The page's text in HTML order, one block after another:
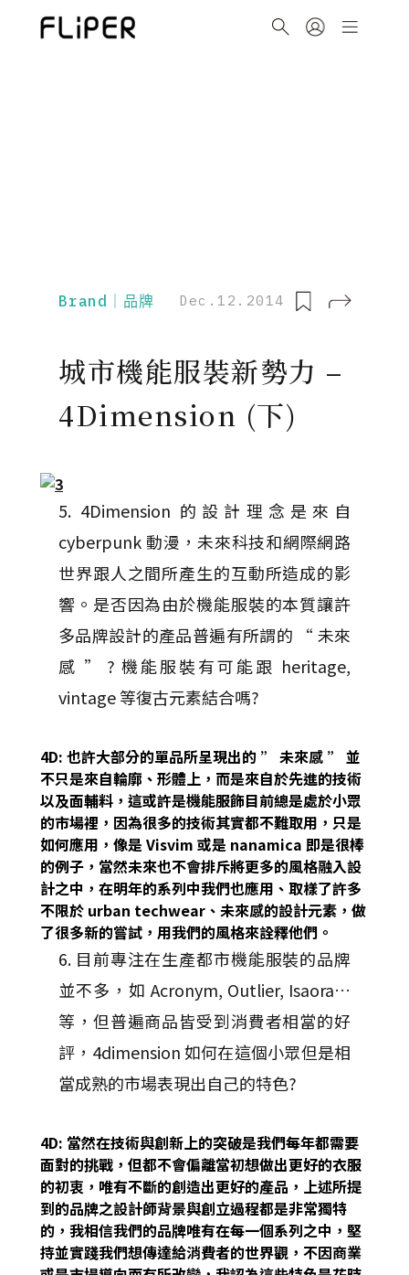
Brand｜品牌 Dec.12.2014
城市機能服裝新勢力 –
4Dimension (下)
5. 4Dimension 的設計理念是來自
cyberpunk 動漫，未來科技和網際網路
世界跟人之間所產生的互動所造成的影
響。是否因為由於機能服裝的本質讓許
多品牌設計的產品普遍有所謂的 “ 未來
感 ” ? 機能服裝有可能跟 heritage,
vintage 等復古元素結合嗎?
4D: 也許大部分的單品所呈現出的 ” 未來感 ” 並
不只是來自輪廓、形體上，而是來自於先進的技術
以及面輔料，這或許是機能服飾目前總是處於小眾
的市場裡，因為很多的技術其實都不難取用，只是
如何應用，像是 Visvim 或是 nanamica 即是很棒
的例子，當然未來也不會排斥將更多的風格融入設
計之中，在明年的系列中我們也應用、取樣了許多
不限於 urban techwear、未來感的設計元素，做
了很多新的嘗試，用我們的風格來詮釋他們。
6. 目前專注在生產都市機能服裝的品牌
並不多，如 Acronym, Outlier, Isaora…
等，但普遍商品皆受到消費者相當的好
評，4dimension 如何在這個小眾但是相
當成熟的市場表現出自己的特色?
4D: 當然在技術與創新上的突破是我們每年都需要
面對的挑戰，但都不會偏離當初想做出更好的衣服
的初衷，唯有不斷的創造出更好的產品，上述所提
到的品牌之設計師背景與創立過程都是非常獨特
的，我相信我們的品牌唯有在每一個系列之中，堅
持並實踐我們想傳達給消費者的世界觀，不因商業